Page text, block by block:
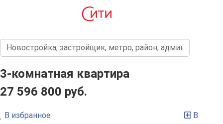
3-комнатная квартира
27 596 800 руб.
В избранное
В